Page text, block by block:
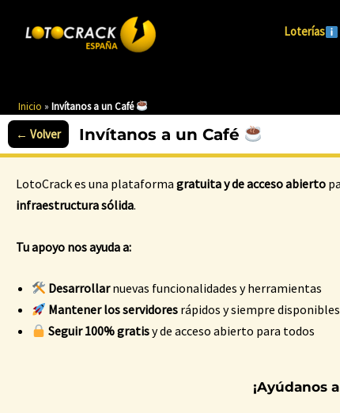
Loterías
Inicio » Invítanos a un Café
Invítanos a un Café
LotoCrack es una plataforma gratuita y de acceso abierto
infraestructura sólida.
Tu apoyo nos ayuda a:
Desarrollarnuevas funcionalidades y herramientas
Mantener los servidores rápidos y siempre disponibles
Seguir 100% gratisy de acceso abierto para todos
¡Ayúdanos